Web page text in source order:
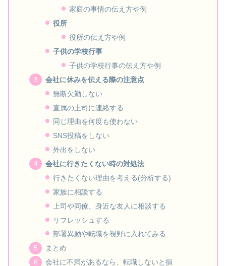
家庭の事情の伝え方や例
役所
役所の伝え方や例
子供の学校行事
子供の学校行事の伝え方や例
会社に休みを伝える際の注意点
無断欠勤しない
直属の上司に連絡する
同じ理由を何度も使わない
SNS投稿をしない
外出をしない
会社に行きたくない時の対処法
行きたくない理由を考える(分析する)
家族に相談する
上司や同僚、身近な友人に相談する
リフレッシュする
部署異動や転職を視野に入れてみる
まとめ
会社に不満があるなら、転職しないと損